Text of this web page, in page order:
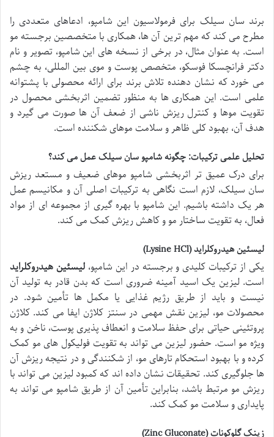
برند سان سیلک برای فرمولاسیون این شامپو، ادعاهای متعددی را
مطرح می کند که مهم ترین آن ها، همکاری با متخصصین برجسته مو
است. به عنوان مثال، در برخی از نسخه های این شامپو، تصویر و نام
دکتر فرانچسکا فوسکو، متخصص پوست و موی بین المللی، به چشم
می خورد که نشان دهنده تلاش برند برای ارائه محصولی با پشتوانه
علمی است. این همکاری ها به منظور تضمین اثربخشی محصول در
تقویت موها و کنترل ریزش ناشی از ضعف آن ها صورت می گیرد و
هدف آن، بهبود کلی ظاهر و سلامت موهای شکننده است.
تحلیل علمی ترکیبات: چگونه شامپو سان سیلک عمل می کند؟
برای درک عمیق تر اثربخشی شامپو موهای ضعیف و مستعد ریزش
سان سیلک، لازم است نگاهی به ترکیبات اصلی آن و مکانیسم عمل
هر یک داشته باشیم. این شامپو با بهره گیری از مجموعه ای از مواد
فعال، به تقویت ساختار مو و کاهش ریزش کمک می کند.
لیسئین هیدروکلراید (Lysine HCl)
یکی از ترکیبات کلیدی و برجسته در این شامپو،لیسئین هیدروکلراید
است. لیزین یک اسید آمینه ضروری است که بدن قادر به تولید آن
نیست و باید از طریق رژیم غذایی یا مکمل ها تأمین شود. در
محصولات مو، لیزین نقش مهمی در سنتز کلاژن ایفا می کند. کلاژن
پروتئینی حیاتی برای حفظ سلامت و انعطاف پذیری پوست، ناخن و به
ویژه مو است. حضور لیزین می تواند به تقویت فولیکول های مو کمک
کرده و با بهبود استحکام تارهای مو، از شکنندگی و در نتیجه ریزش آن
ها جلوگیری کند. تحقیقات نشان داده اند که کمبود لیزین می تواند با
ریزش مو مرتبط باشد، بنابراین تأمین آن از طریق شامپو می تواند به
پایداری و سلامت مو کمک کند.
زینک گلوکونات (Zinc Gluconate)